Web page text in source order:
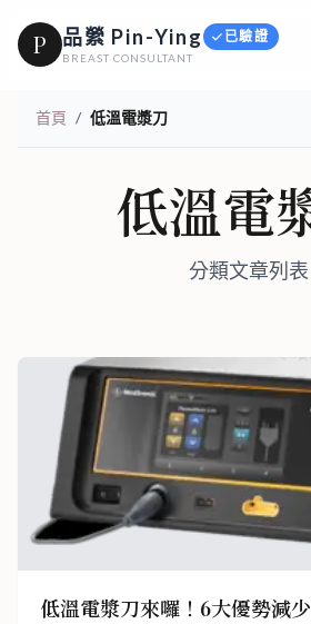
P 品縈 Pin-Ying 已驗證
BREAST CONSULTANT
首頁 / 低溫電漿刀
低溫電
分類文章列表
低溫電漿刀來囉！6大優勢減